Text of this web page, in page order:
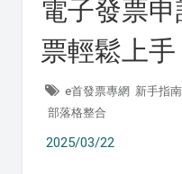
電子發票
票輕鬆上手
e首發票專網 新手指南
部落格整合
2025/03/22